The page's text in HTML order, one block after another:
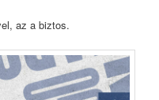
az a biztos.